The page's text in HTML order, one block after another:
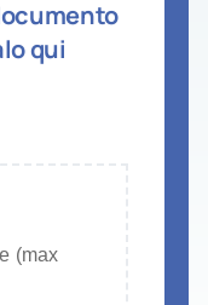
qui
(max